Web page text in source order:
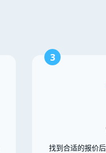
3
找到合适的报价